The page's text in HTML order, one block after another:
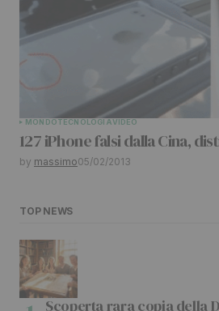
MONDOTECNOLOGIAVIDEO
127 iPhone falsi dalla Cina,
by massimo05/02/2013
TOP NEWS
Scoperta rara copia della